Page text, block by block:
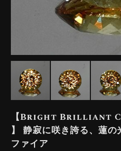
【Bright Brilliant
】 静寂に咲き誇る、蓮
ファイア